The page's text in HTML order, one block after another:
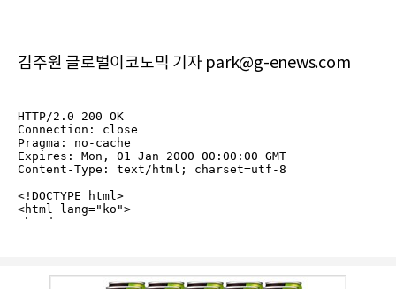
김주원 글로벌이코노믹 기자 park@g-enews.com